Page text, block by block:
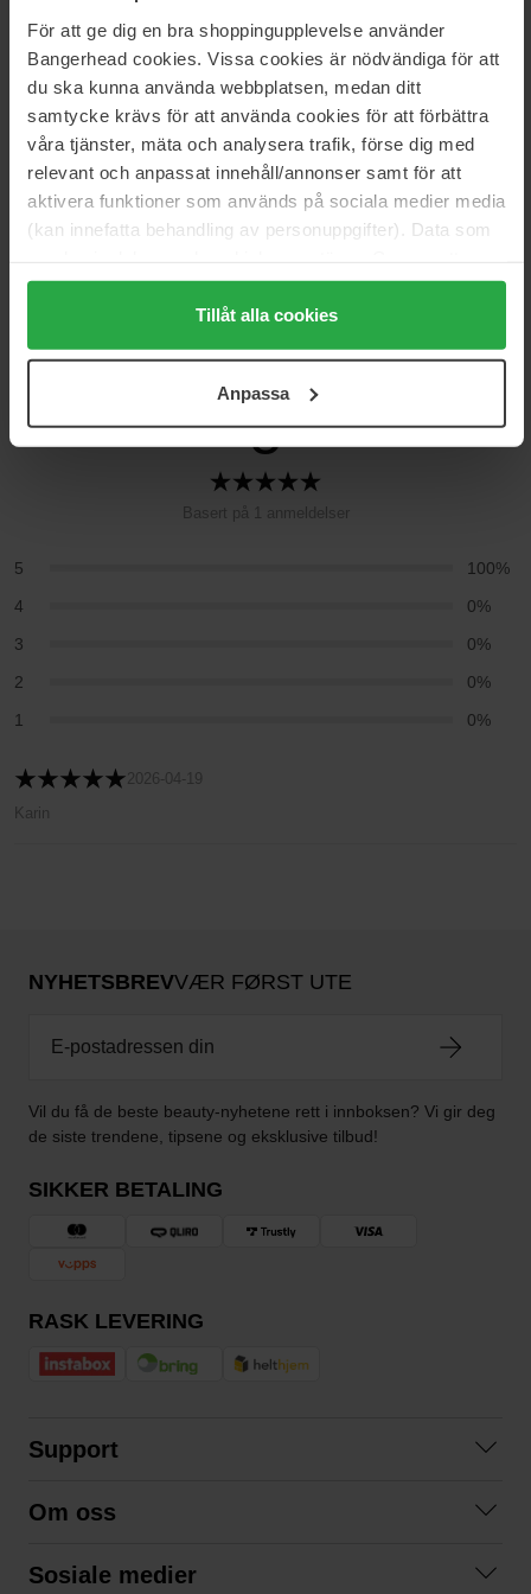
För att ge dig en bra shoppingupplevelse använder
Bangerhead cookies. Vissa cookies är nödvändiga för att
du ska kunna använda webbplatsen, medan ditt
samtycke krävs för att använda cookies för att förbättra
våra tjänster, mäta och analysera trafik, förse dig med
relevant och anpassat innehåll/annonser samt för att
aktivera funktioner som används på sociala medier media
(kan innefatta behandling av personuppgifter). Data som
trycka på "Tillåt alla cookies" accepterar du alla cookies,
medan du under "Detaljer" kan anpassa användningen av
cookies. Du kan när som helst återkalla ditt samtycke.
Tillåt alla cookies
Anpassa
Størrelse: 100 ml
Artikkelnummer: 192555
Kategorier:
Hjem
White Tea Lilac
5
Basert på 1 anmeldelser
5
100%
4
0%
3
0%
2
0%
1
0%
2026-04-19
Karin
NYHETSBREVVÆR FØRST UTE
Vil du få de beste beauty-nyhetene rett i innboksen? Vi gir deg
de siste trendene, tipsene og eksklusive tilbud!
SIKKER BETALING
RASK LEVERING
Support
Kjøpsvilkår
Om oss
Sosiale medier